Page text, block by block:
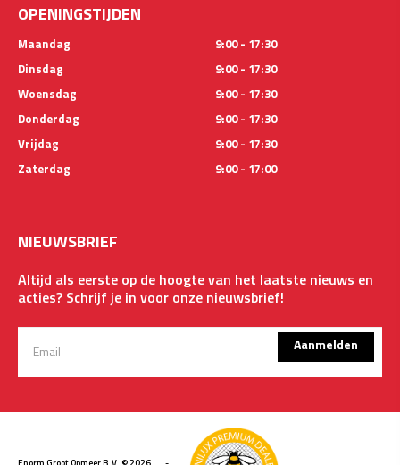
OPENINGSTIJDEN
Maandag
9:00 - 17:30
Dinsdag
9:00 - 17:30
Woensdag
9:00 - 17:30
Donderdag
9:00 - 17:30
Vrijdag
9:00 - 17:30
Zaterdag
9:00 - 17:00
NIEUWSBRIEF
Altijd als eerste op de hoogte van het laatste nieuws en
acties? Schrijf je in voor onze nieuwsbrief!
Aanmelden
Enorm Groot Opmeer B.V. © 2026 -